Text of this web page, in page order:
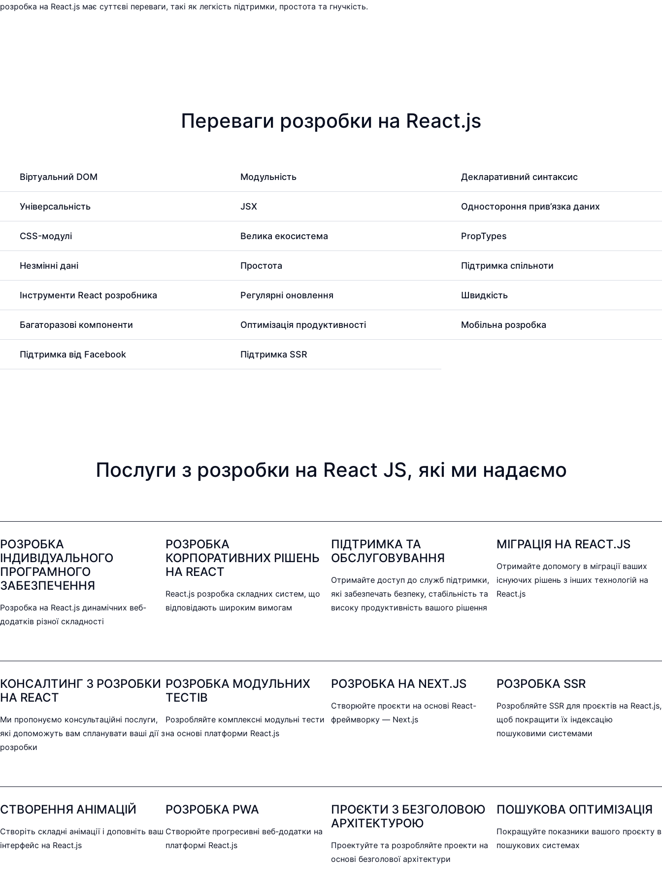
розробка на React.js має суттєві переваги, такі як легкість підтримки, простота та гнучкість.
Переваги розробки на React.js
Віртуальний DOM
Універсальність
CSS-модулі
Незмінні дані
Інструменти React розробника
Багаторазові компоненти
Підтримка від Facebook
Модульність
JSX
Велика екосистема
Простота
Регулярні оновлення
Оптимізація продуктивності
Підтримка SSR
Декларативний синтаксис
Одностороння прив’язка даних
PropTypes
Підтримка спільноти
Швидкість
Мобільна розробка
Послуги з розробки на React JS, які ми надаємо
РОЗРОБКА
ІНДИВІДУАЛЬНОГО
ПРОГРАМНОГО
ЗАБЕЗПЕЧЕННЯ
Розробка на React.js динамічних веб-
додатків різної складності
РОЗРОБКА
КОРПОРАТИВНИХ РІШЕНЬ
НА REACT
React.js розробка складних систем, що
відповідають широким вимогам
ПІДТРИМКА ТА
ОБСЛУГОВУВАННЯ
Отримайте доступ до служб підтримки,
які забезпечать безпеку, стабільність та
високу продуктивність вашого рішення
МІГРАЦІЯ НА REACT.JS
Отримайте допомогу в міграції ваших
існуючих рішень з інших технологій на
React.js
КОНСАЛТИНГ З РОЗРОБКИ
НА REACT
Ми пропонуємо консультаційні послуги,
які допоможуть вам спланувати ваші дії з
розробки
РОЗРОБКА МОДУЛЬНИХ
ТЕСТІВ
Розробляйте комплексні модульні тести
на основі платформи React.js
РОЗРОБКА НА NEXT.JS
Створюйте проєкти на основі React-
фреймворку — Next.js
РОЗРОБКА SSR
Розробляйте SSR для проєктів на React.js,
щоб покращити їх індексацію
пошуковими системами
СТВОРЕННЯ АНІМАЦІЙ
Створіть складні анімації і доповніть ваш
інтерфейс на React.js
РОЗРОБКА PWA
Створюйте прогресивні веб-додатки на
платформі React.js
ПРОЄКТИ З БЕЗГОЛОВОЮ
АРХІТЕКТУРОЮ
Проектуйте та розробляйте проекти на
основі безголової архітектури
ПОШУКОВА ОПТИМІЗАЦІЯ
Покращуйте показники вашого проєкту в
пошукових системах